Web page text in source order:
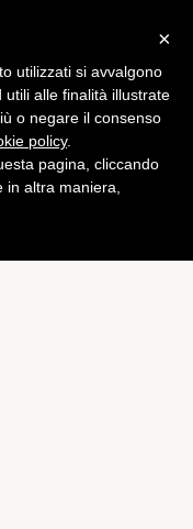
all’età
×
utilizzati si avvalgono
alle finalità illustrate
o negare il consenso
policy.
pagina, cliccando
in altra maniera,